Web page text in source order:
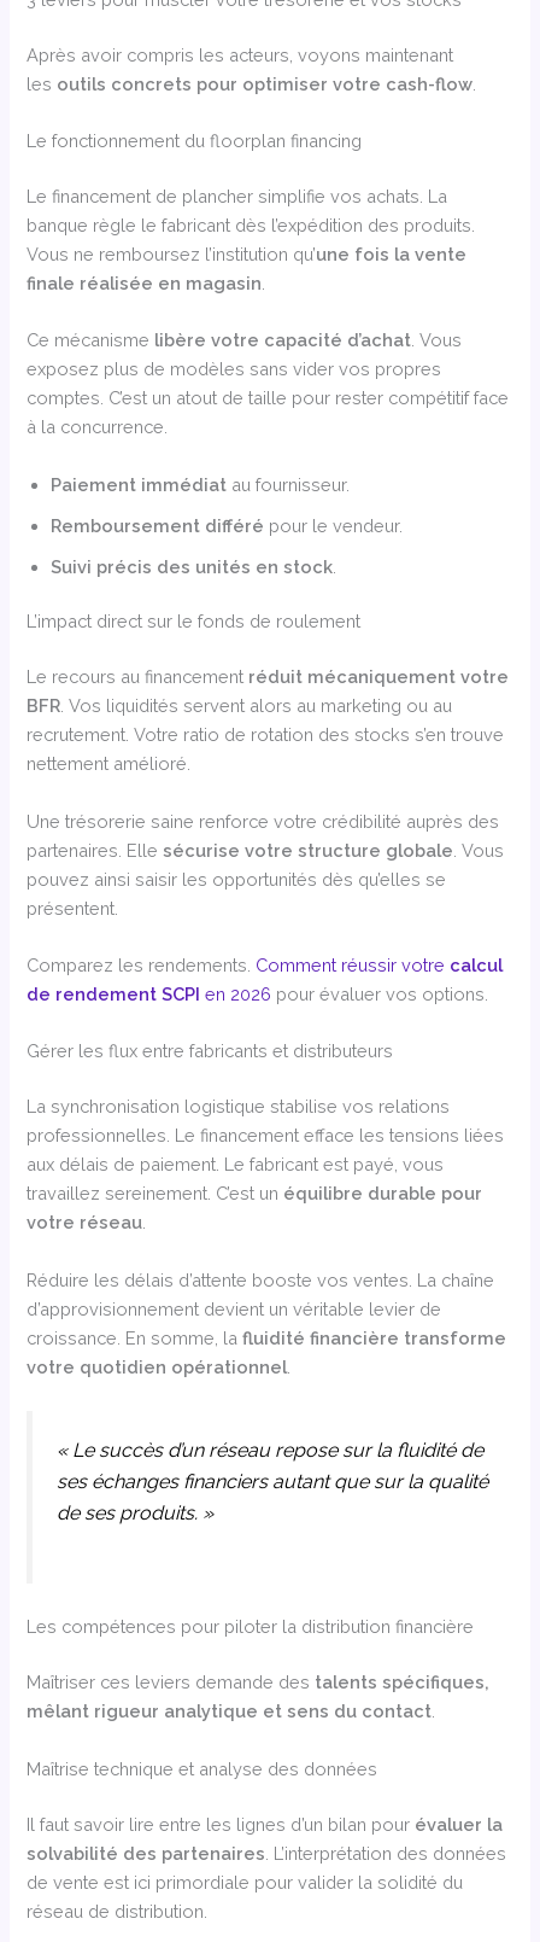
Après avoir compris les acteurs, voyons maintenant
les outils concrets pour optimiser votre cash-flow
Le fonctionnement du floorplan financing
Le financement de plancher simplifie vos achats. La
banque règle le fabricant dès l’expédition des produits.
Vous ne remboursez l’institution qu’une fois la vente
finale réalisée en magasin
Ce mécanisme libère votre capacité d’achat . Vous
exposez plus de modèles sans vider vos propres
comptes. C’est un atout de taille pour rester compétitif face
à la concurrence.
Paiement immédiat au fournisseur.
Remboursement différé pour le vendeur.
Suivi précis des unités en stock
L’impact direct sur le fonds de roulement
Le recours au financement réduit mécaniquement votre
BFR . Vos liquidités servent alors au marketing ou au
recrutement. Votre ratio de rotation des stocks s’en trouve
nettement amélioré.
Une trésorerie saine renforce votre crédibilité auprès des
partenaires. Ellesécurise votre structure globale . Vous
pouvez ainsi saisir les opportunités dès qu’elles se
présentent.
Comparez les rendements. Comment réussir votre calcul
de rendement SCPI en 2026 pour évaluer vos options.
Gérer les flux entre fabricants et distributeurs
La synchronisation logistique stabilise vos relations
professionnelles. Le financement efface les tensions liées
aux délais de paiement. Le fabricant est payé, vous
travaillez sereinement. C’est un équilibre durable pour
votre réseau
Réduire les délais d’attente booste vos ventes. La chaîne
d’approvisionnement devient un véritable levier de
croissance. En somme, lafluidité financière transforme
votre quotidien opérationnel.
« Le succès d’un réseau repose sur la fluidité de
ses échanges financiers autant que sur la qualité
de ses produits. »
Les compétences pour piloter la distribution financière
Maîtriser ces leviers demande des talents spécifiques,
mêlant rigueur analytique et sens du contact
Maîtrise technique et analyse des données
Il faut savoir lire entre les lignes d’un bilan pour évaluer la
solvabilité des partenaires . L’interprétation des données
de vente est ici primordiale pour valider la solidité du
réseau de distribution.